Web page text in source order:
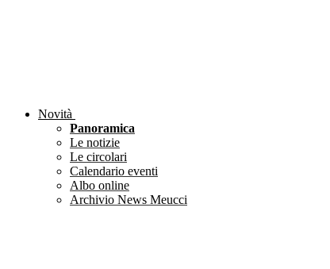
Novità
Panoramica
Le notizie
Le circolari
Calendario eventi
Albo online
Archivio News Meucci